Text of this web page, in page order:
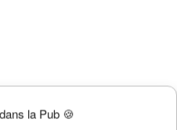
la Pub 🍪